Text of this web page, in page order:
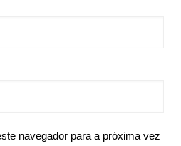
navegador para a próxima vez